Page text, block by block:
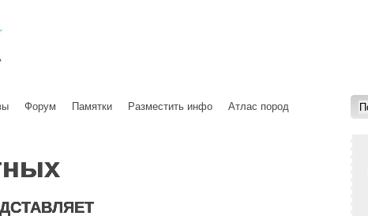
Форум Памятки Разместить инфо Атлас пород